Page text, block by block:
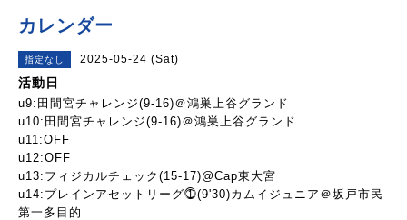
カレンダー
指定なし 2025-05-24 (Sat)
活動日
u9:田間宮チャレンジ(9-16)＠鴻巣上谷グランド
u10:田間宮チャレンジ(9-16)＠鴻巣上谷グランド
u11:OFF
u12:OFF
u13:フィジカルチェック(15-17)@Cap東大宮
u14:プレインアセットリーグ⓵(9'30)カムイジュニア＠坂戸市民
第一多目的